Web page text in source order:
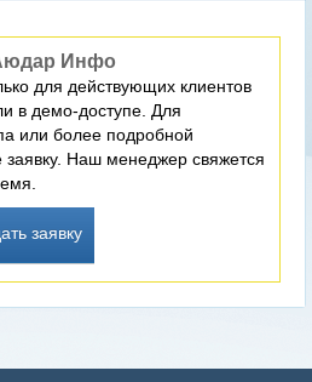
Инфо
для действующих клиентов
в демо-доступе. Для
или более подробной
Наш менеджер свяжется
заявку